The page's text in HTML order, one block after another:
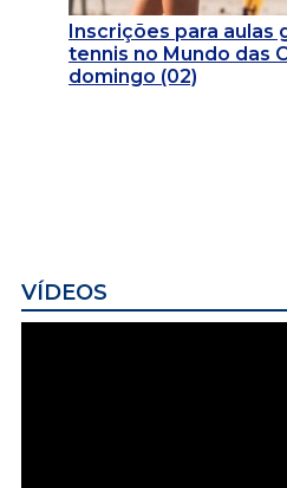
Inscrições para aulas
tennis no Mundo das
domingo (02)
VÍDEOS